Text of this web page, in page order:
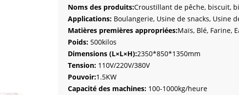
Noms des produits:Croustillant de pêche, biscuit,
Applications: Boulangerie, Usine de snacks, Usine
Matières premières appropriées:Maïs, Blé, Farine,
Poids: 500kilos
Dimensions (L×L×H):2350*850*1350mm
Tension: 110V/220V/380V
Pouvoir:1.5KW
Capacité des machines: 100-1000kg/heure